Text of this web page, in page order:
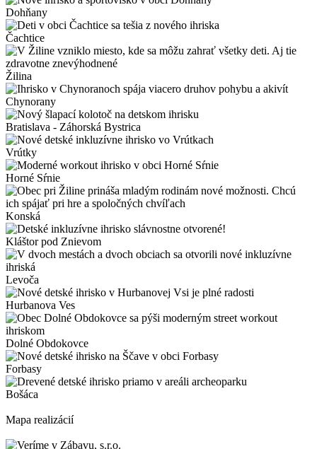
Dohňany
Čachtice
Žilina
Chynorany
Bratislava - Záhorská Bystrica
Vrútky
Horné Sŕnie
Konská
Kláštor pod Znievom
Levoča
Hurbanova Ves
Dolné Obdokovce
Forbasy
Bošáca
Mapa realizácií